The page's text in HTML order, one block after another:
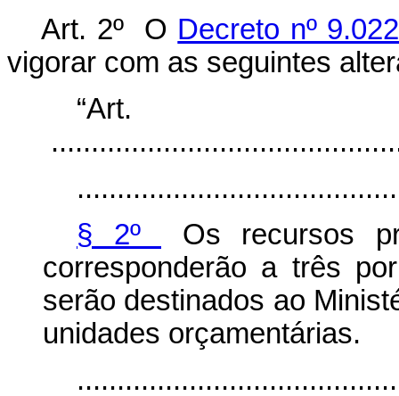
Art. 2º O Decreto nº
vigorar com as seguintes
§ 2º
Os recursos
corresponderão a três
serão destinados ao
unidades orçamentárias.